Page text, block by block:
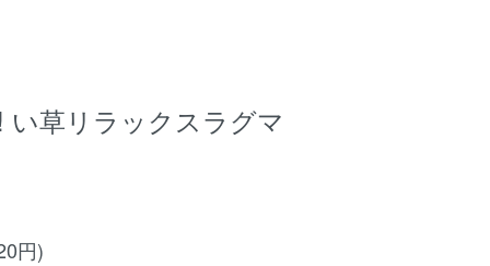
い草リラックスラグマ
円)